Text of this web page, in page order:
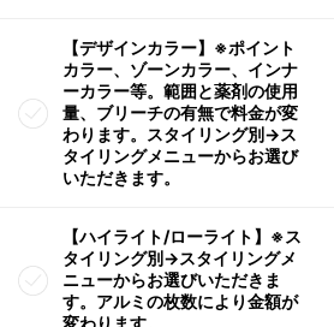
【デザインカラー】※ポイント
カラー、ゾーンカラー、インナ
ーカラー等。範囲と薬剤の使用
量、ブリーチの有無で料金が変
わります。スタイリング別→ス
タイリングメニューからお選び
いただきます。
【ハイライト/ローライト】※ス
タイリング別→スタイリングメ
ニューからお選びいただきま
す。アルミの枚数により金額が
変わります。